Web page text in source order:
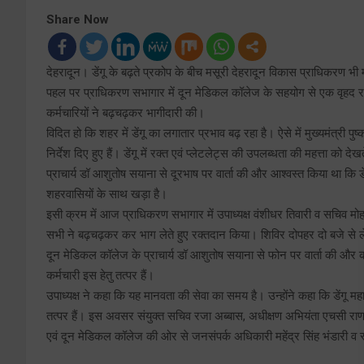
Share Now
देहरादून। डेंगू के बढ़ते प्रकोप के बीच मसूरी देहरादून विकास प्राधिकरण
पहल पर प्राधिकरण सभागार में दून मेडिकल कॉलेज के सहयोग से एक वृहद
कर्मचारियों ने बढ़चढ़कर भागीदारी की।
विदित हो कि शहर में डेंगू का लगातार प्रभाव बढ़ रहा है। ऐसे में मुख्यमंत्री
निर्देश दिए हुए हैं। डेंगू में रक्त एवं प्लेटलेट्स की उपलब्धता की महत्ता को
प्राचार्य डॉ आशुतोष सयाना से दूरभाष पर वार्ता की और आश्वस्त किया था
शहरवासियों के साथ खड़ा है।
इसी क्रम में आज प्राधिकरण सभागार में उपाध्यक्ष वंशीधर तिवारी व सचिव
सभी ने बढ़चढ़कर कर भाग लेते हुए रक्तदान किया। शिविर दोपहर दो बजे से
दून मेडिकल कॉलेज के प्राचार्य डॉ आशुतोष सयाना से फोन पर वार्ता की और
कर्मचारी इस हेतु तत्पर हैं।
उपाध्यक्ष ने कहा कि यह मानवता की सेवा का समय है। उन्होंने कहा कि डेंगू
तत्पर हैं। इस अवसर संयुक्त सचिव रजा अब्बास, अधीक्षण अभियंता एचसी
एवं दून मेडिकल कॉलेज की ओर से जनसंपर्क अधिकारी महेंद्र सिंह भंडारी व